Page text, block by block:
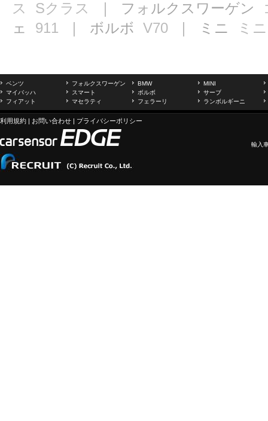
ス
Sクラス ｜ フォルクスワーゲン
ェ 911 ｜ ボルボ V70 ｜ ミニ ミニ
ベンツ フォルクスワーゲン BMW
MINI
マイバッハ
スマート ボルボ
サーブ
フィアット
マセラティ フェラーリ ランボルギーニ
利用規約 | お問い合わせ | プライバシーポリシー
輸入